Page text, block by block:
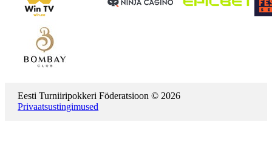
Eesti Turniiripokkeri Föderatsioon © 2026
Privaatsustingimused